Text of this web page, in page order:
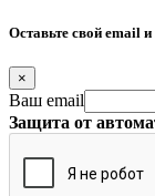
Оставьте свой email
×
Ваш email
Защита от